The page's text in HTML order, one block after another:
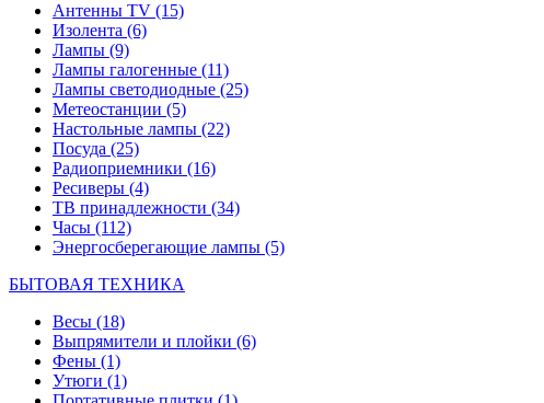
Антенны TV (15)
Изолента (6)
Лампы (9)
Лампы галогенные (11)
Лампы светодиодные (25)
Метеостанции (5)
Настольные лампы (22)
Посуда (25)
Радиоприемники (16)
Ресиверы (4)
ТВ принадлежности (34)
Часы (112)
Энергосберегающие лампы (5)
БЫТОВАЯ ТЕХНИКА
Весы (18)
Выпрямители и плойки (6)
Фены (1)
Утюги (1)